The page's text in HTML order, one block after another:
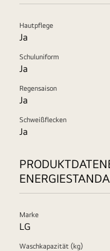
Hautpflege
Ja
Schuluniform
Ja
Regensaison
Ja
Schweißflecken
Ja
Marke
LG
Waschkapazität (kg)